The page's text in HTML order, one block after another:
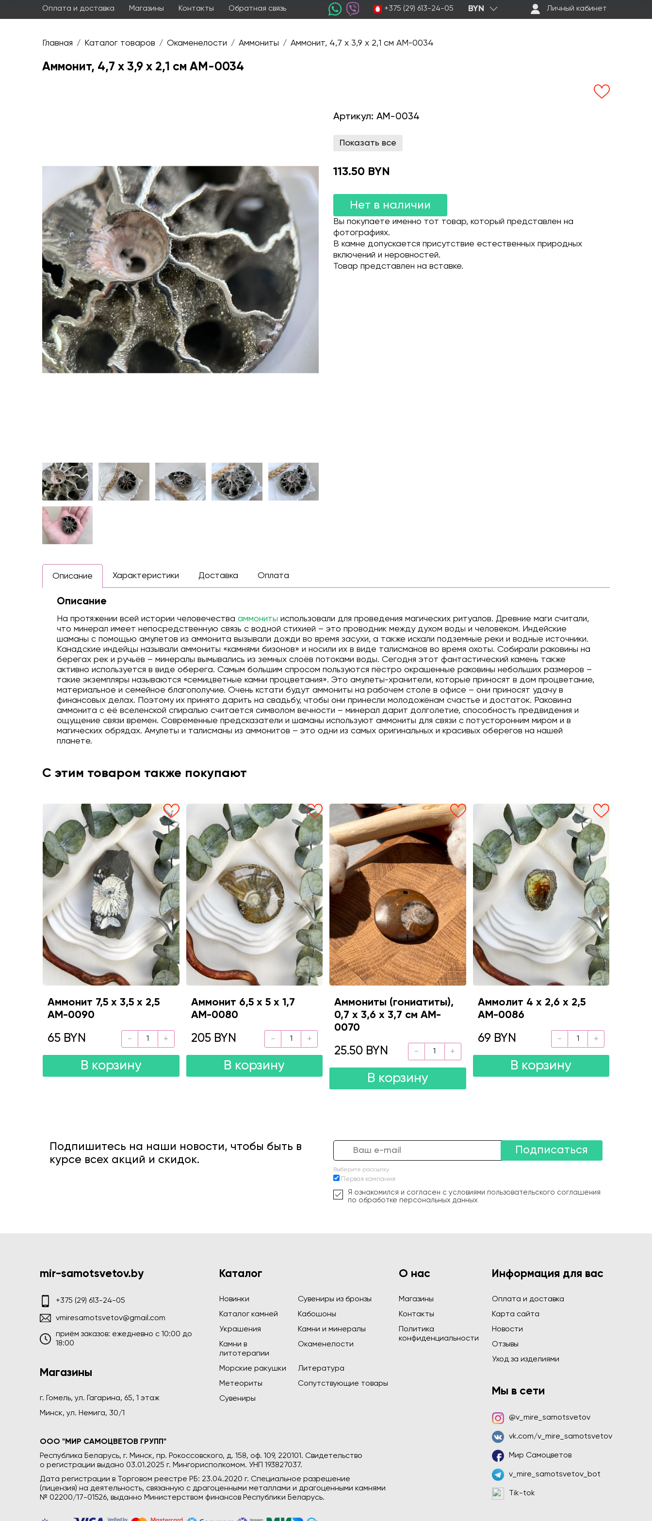
Оплата и доставка Магазины Контакты Обратная связь +375 (29) 613-24-05 BYN Личный кабинет
Главная / Каталог товаров / Окаменелости / Аммониты / Аммонит, 4,7 х 3,9 х 2,1 см AM-0034
Аммонит, 4,7 х 3,9 х 2,1 см AM-0034
Артикул: AM-0034
Показать все
113.50 BYN
Нет в наличии
Вы покупаете именно тот товар, который представлен на
фотографиях.
В камне допускается присутствие естественных природных
включений и неровностей.
Товар представлен на вставке.
Описание Характеристики Доставка Оплата
Описание
На протяжении всей истории человечества аммониты использовали для проведения магических ритуалов. Древние маги считали,
что минерал имеет непосредственную связь с водной стихией – это проводник между духом воды и человеком. Индейские
шаманы с помощью амулетов из аммонита вызывали дожди во время засухи, а также искали подземные реки и водные источники.
Канадские индейцы называли аммониты «камнями бизонов» и носили их в виде талисманов во время охоты. Собирали раковины на
берегах рек и ручьёв – минералы вымывались из земных слоёв потоками воды. Сегодня этот фантастический камень также
активно используется в виде оберега. Самым большим спросом пользуются пёстро окрашенные раковины небольших размеров –
такие экземпляры называются «семицветные камни процветания». Это амулеты-хранители, которые приносят в дом процветание,
материальное и семейное благополучие. Очень кстати будут аммониты на рабочем столе в офисе – они приносят удачу в
финансовых делах. Поэтому их принято дарить на свадьбу, чтобы они принесли молодожёнам счастье и достаток. Раковина
аммонита с её вселенской спиралью считается символом вечности – минерал дарит долголетие, способность предвидения и
ощущение связи времен. Современные предсказатели и шаманы используют аммониты для связи с потусторонним миром и в
магических обрядах. Амулеты и талисманы из аммонитов – это одни из самых оригинальных и красивых оберегов на нашей
планете.
С этим товаром также покупают
Аммонит 7,5 х 3,5 х 2,5
AM-0090
65 BYN
В корзину
Аммонит 6,5 х 5 х 1,7
AM-0080
205 BYN
В корзину
Аммониты (гониатиты),
0,7 х 3,6 х 3,7 см AM-
0070
25.50 BYN
В корзину
Аммолит 4 х 2,6 х 2,5
AM-0086
69 BYN
В корзину
Подпишитесь на наши новости, чтобы быть в
курсе всех акций и скидок.
Подписаться
Выберите рассылку
Первая кампания
Я ознакомился и согласен с условиями пользовательского соглашения
по обработке персональных данных
mir-samotsvetov.by
+375 (29) 613-24-05
vmiresamotsvetov@gmail.com
приём заказов: ежедневно c 10:00 до
18:00
Магазины
г. Гомель, ул. Гагарина, 65, 1 этаж
Минск, ул. Немига, 30/1
Каталог
Новинки
Сувениры из бронзы
Каталог камней
Кабошоны
Украшения
Камни и минералы
Камни в
литотерапии
Окаменелости
Морские ракушки
Литература
Метеориты
Сопутствующие товары
Сувениры
ООО "МИР САМОЦВЕТОВ ГРУПП"
Республика Беларусь, г. Минск, пр. Рокоссовского, д. 158, оф. 109, 220101. Свидетельство
о регистрации выдано 03.01.2025 г. Мингорисполкомом. УНП 193827037.
Дата регистрации в Торговом реестре РБ: 23.04.2020 г. Специальное разрешение
(лицензия) на деятельность, связанную с драгоценными металлами и драгоценными камнями
№ 02200/17-01526, выданно Министерством финансов Республики Беларусь.
О нас
Магазины
Контакты
Политика
конфиденциальности
Информация для вас
Оплата и доставка
Карта сайта
Новости
Отзывы
Уход за изделиями
Мы в сети
@v_mire_samotsvetov
vk.com/v_mire_samotsvetov
Мир Самоцветов
v_mire_samotsvetov_bot
Tik-tok